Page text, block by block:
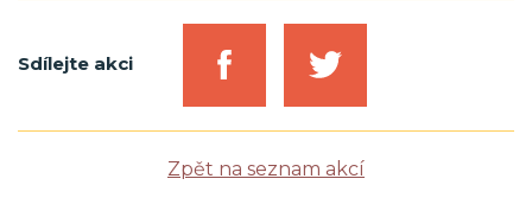
Sdílejte akci
Zpět na seznam akcí